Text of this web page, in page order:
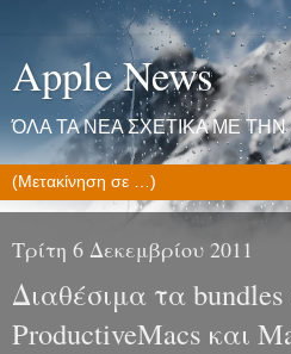
Apple News
ΌΛΑ ΤΑ ΝΕΑ ΣΧΕΤΙΚΑ ΜΕ ΤΗΝ
Τρίτη 6 Δεκεμβρίου 2011
Διαθέσιμα τα
ProductiveMacs και